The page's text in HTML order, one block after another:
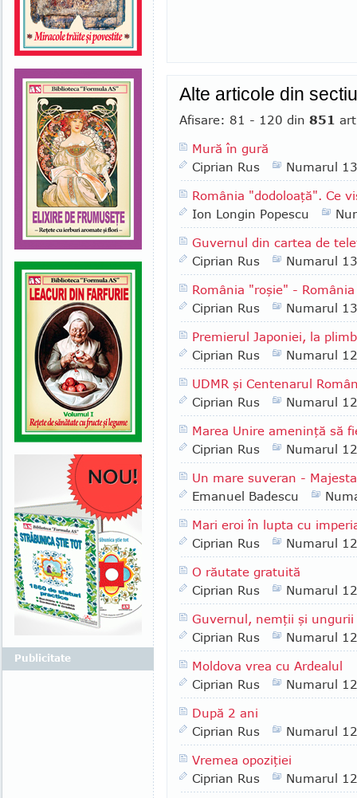
Alte articole din
Afisare: 81 - 120 din 851
Mură în gură
Ciprian Rus
Numarul
România "dodoloaţă". Ce
Ion Longin Popescu
Guvernul din cartea de
Ciprian Rus
Numarul
România "roşie" -
Ciprian Rus
Numarul
Premierul Japoniei, la
Ciprian Rus
Numarul
UDMR şi Centenarul
Ciprian Rus
Numarul
Marea Unire ameninţă să
Ciprian Rus
Numarul
Un mare suveran -
Emanuel Badescu
Mari eroi în lupta cu
Ciprian Rus
Numarul
O răutate gratuită
Ciprian Rus
Numarul
Guvernul, nemţii şi ungurii
Ciprian Rus
Numarul
Moldova vrea cu Ardealul
Ciprian Rus
Numarul
După 2 ani
Ciprian Rus
Numarul
Vremea opoziţiei
Ciprian Rus
Numarul
Publicitate